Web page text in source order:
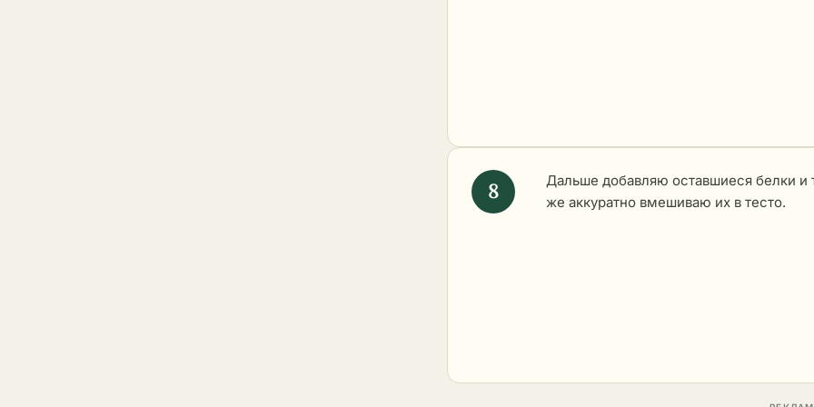
Дальше добавляю оставшиеся белки и
же аккуратно вмешиваю их в тесто.